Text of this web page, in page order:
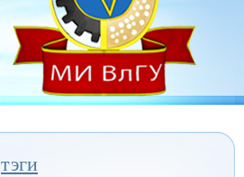
тэги